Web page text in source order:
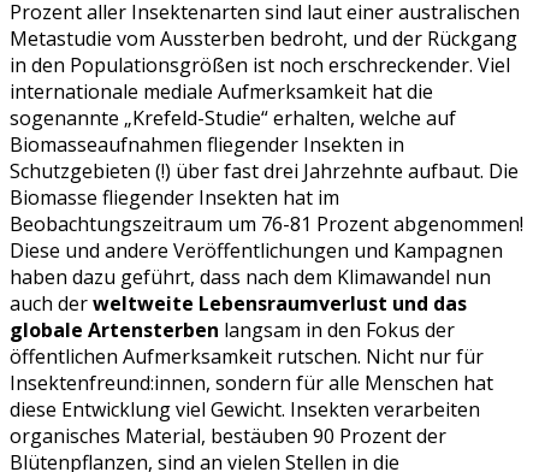
Prozent aller Insektenarten sind laut einer australischen
Metastudie vom Aussterben bedroht, und der Rückgang
in den Populationsgrößen ist noch erschreckender. Viel
internationale mediale Aufmerksamkeit hat die
sogenannte „Krefeld-Studie“ erhalten, welche auf
Biomasseaufnahmen fliegender Insekten in
Schutzgebieten (!) über fast drei Jahrzehnte aufbaut. Die
Biomasse fliegender Insekten hat im
Beobachtungszeitraum um 76-81 Prozent abgenommen!
Diese und andere Veröffentlichungen und Kampagnen
haben dazu geführt, dass nach dem Klimawandel nun
auch derweltweite Lebensraumverlust und das
globale Artensterben langsam in den Fokus der
öffentlichen Aufmerksamkeit rutschen. Nicht nur für
Insektenfreund:innen, sondern für alle Menschen hat
diese Entwicklung viel Gewicht. Insekten verarbeiten
organisches Material, bestäuben 90 Prozent der
Blütenpflanzen, sind an vielen Stellen in die